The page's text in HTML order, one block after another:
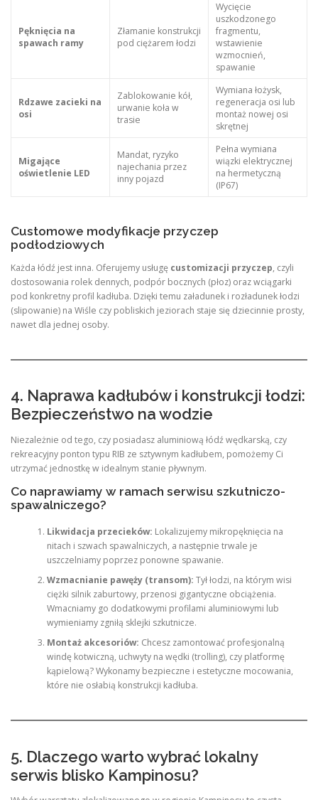
Pęknięcia na
spawach ramy
Złamanie konstrukcji
pod ciężarem łodzi
Wycięcie
uszkodzonego
fragmentu,
wstawienie
wzmocnień,
spawanie
Rdzawe zacieki na
osi
Zablokowanie kół,
urwanie koła w
trasie
Wymiana łożysk,
regeneracja osi lub
montaż nowej osi
skrętnej
Migające
oświetlenie LED
Mandat, ryzyko
najechania przez
inny pojazd
Pełna wymiana
wiązki elektrycznej
na hermetyczną
(IP67)
Customowe modyfikacje przyczep
podłodziowych
Każda łódź jest inna. Oferujemy usługę customizacji przyczep, czyli
dostosowania rolek dennych, podpór bocznych (płoz) oraz wciągarki
pod konkretny profil kadłuba. Dzięki temu załadunek i rozładunek łodzi
(slipowanie) na Wiśle czy pobliskich jeziorach staje się dziecinnie prosty,
nawet dla jednej osoby.
4. Naprawa kadłubów i konstrukcji łodzi:
Bezpieczeństwo na wodzie
Niezależnie od tego, czy posiadasz aluminiową łódź wędkarską, czy
rekreacyjny ponton typu RIB ze sztywnym kadłubem, pomożemy Ci
utrzymać jednostkę w idealnym stanie pływnym.
Co naprawiamy w ramach serwisu szkutniczo-
spawalniczego?
Likwidacja przecieków: Lokalizujemy mikropęknięcia na
nitach i szwach spawalniczych, a następnie trwale je
uszczelniamy poprzez ponowne spawanie.
Wzmacnianie pawęży (transom): Tył łodzi, na którym wisi
ciężki silnik zaburtowy, przenosi gigantyczne obciążenia.
Wmacniamy go dodatkowymi profilami aluminiowymi lub
wymieniamy zgniłą sklejki szkutnicze.
Montaż akcesoriów: Chcesz zamontować profesjonalną
windę kotwiczną, uchwyty na wędki (trolling), czy platformę
kąpielową? Wykonamy bezpieczne i estetyczne mocowania,
które nie osłabią konstrukcji kadłuba.
5. Dlaczego warto wybrać lokalny
serwis blisko Kampinosu?